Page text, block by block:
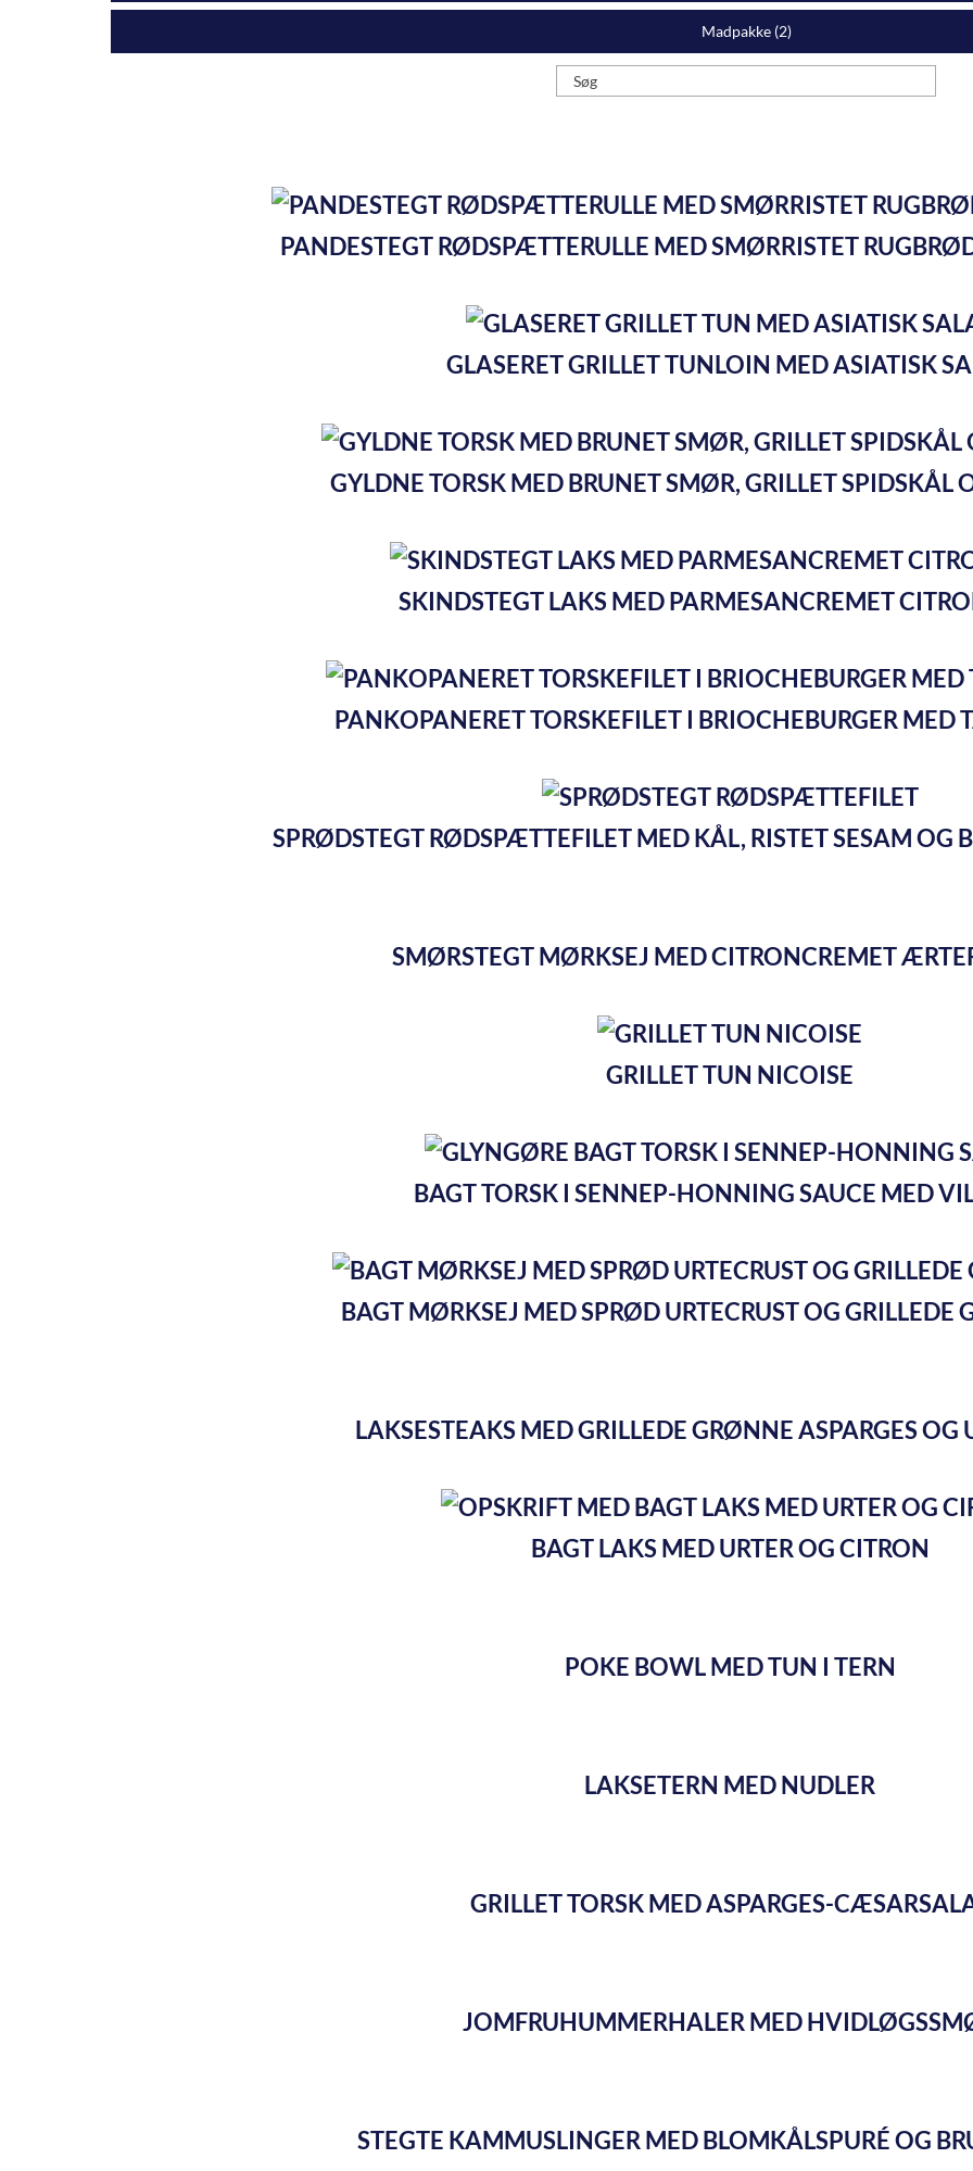
Madpakke (2)
PANDESTEGT RØDSPÆTTERULLE MED SMØRRISTET
GLASERET GRILLET TUNLOIN MED ASIATISK
GYLDNE TORSK MED BRUNET SMØR, GRILLET SPIDSKÅL
SKINDSTEGT LAKS MED PARMESANCREMET
PANKOPANERET TORSKEFILET I BRIOCHEBURGER MED
SPRØDSTEGT RØDSPÆTTEFILET MED KÅL, RISTET SESAM OG
SMØRSTEGT MØRKSEJ MED CITRONCREMET
GRILLET TUN NICOISE
BAGT TORSK I SENNEP-HONNING SAUCE MED
BAGT MØRKSEJ MED SPRØD URTECRUST OG GRILLEDE
LAKSESTEAKS MED GRILLEDE GRØNNE ASPARGES OG
BAGT LAKS MED URTER OG CITRON
POKE BOWL MED TUN I TERN
LAKSETERN MED NUDLER
GRILLET TORSK MED ASPARGES-
JOMFRUHUMMERHALER MED
STEGTE KAMMUSLINGER MED BLOMKÅLSPURÉ OG